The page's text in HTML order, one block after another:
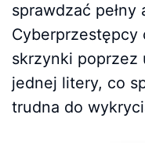
sprawdzać pełny
Cyberprzestępcy
skrzynki poprzez
jednej litery, co
trudna do